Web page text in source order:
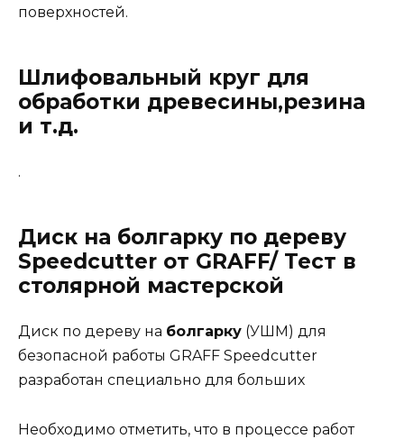
поверхностей.
Шлифовальный круг для
обработки древесины,резина
и т.д.
.
Диск на болгарку по дереву
Speedcutter от GRAFF/ Тест в
столярной мастерской
Диск по дереву на болгарку (УШМ) для
безопасной работы GRAFF Speedcutter
разработан специально для больших
Необходимо отметить, что в процессе работ